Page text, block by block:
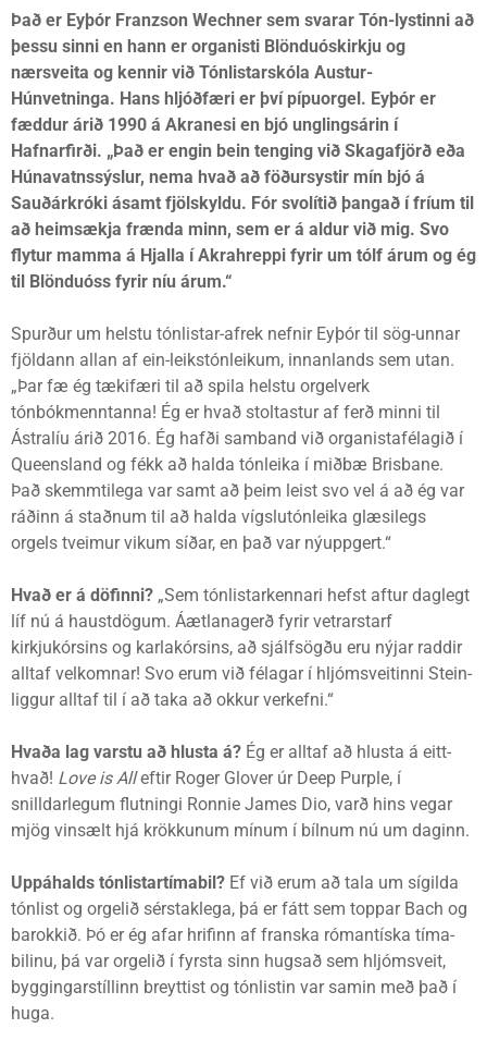
Það er Eyþór Franzson Wechner sem svarar Tón-lystinni að
þessu sinni en hann er organisti Blönduóskirkju og
nærsveita og kennir við Tónlistarskóla Austur-
Húnvetninga. Hans hljóðfæri er því pípuorgel. Eyþór er
fæddur árið 1990 á Akranesi en bjó unglingsárin í
Hafnarfirði. „Það er engin bein tenging við Skagafjörð eða
Húnavatnssýslur, nema hvað að föðursystir mín bjó á
Sauðárkróki ásamt fjölskyldu. Fór svolítið þangað í fríum til
að heimsækja frænda minn, sem er á aldur við mig. Svo
flytur mamma á Hjalla í Akrahreppi fyrir um tólf árum og ég
til Blönduóss fyrir níu árum.“
Spurður um helstu tónlistar-afrek nefnir Eyþór til sög-unnar
fjöldann allan af ein-leikstónleikum, innanlands sem utan.
„Þar fæ ég tækifæri til að spila helstu orgelverk
tónbókmenntanna! Ég er hvað stoltastur af ferð minni til
Ástralíu árið 2016. Ég hafði samband við organistafélagið í
Queensland og fékk að halda tónleika í miðbæ Brisbane.
Það skemmtilega var samt að þeim leist svo vel á að ég var
ráðinn á staðnum til að halda vígslutónleika glæsilegs
orgels tveimur vikum síðar, en það var nýuppgert.“
Hvað er á döfinni? „Sem tónlistarkennari hefst aftur daglegt
líf nú á haustdögum. Áætlanagerð fyrir vetrarstarf
kirkjukórsins og karlakórsins, að sjálfsögðu eru nýjar raddir
alltaf velkomnar! Svo erum við félagar í hljómsveitinni Stein-
liggur alltaf til í að taka að okkur verkefni.“
Hvaða lag varstu að hlusta á? Ég er alltaf að hlusta á eitt-
hvað! Love is Alleftir Roger Glover úr Deep Purple, í
snilldarlegum flutningi Ronnie James Dio, varð hins vegar
mjög vinsælt hjá krökkunum mínum í bílnum nú um daginn.
Uppáhalds tónlistartímabil? Ef við erum að tala um sígilda
tónlist og orgelið sérstaklega, þá er fátt sem toppar Bach og
barokkið. Þó er ég afar hrifinn af franska rómantíska tíma-
bilinu, þá var orgelið í fyrsta sinn hugsað sem hljómsveit,
byggingarstíllinn breyttist og tónlistin var samin með það í
huga.